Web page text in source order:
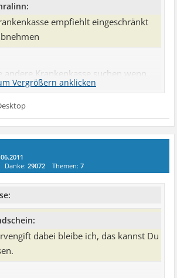
empfiehlt eingeschränkt
Krankenkasse suchen wenn
auch nur eigeschränkt empfehlen
80 er vielleicht noch angesagt,aber
von aus der Mode.
Ernährung + etwas
Süßstoff.
250 Süßstofftabletten am Tag
früher zu sterben,aber warum sollte
nehmen?
hat ca 170 kcal...deswegen wird man
Danke:29072 Themen:7
dabei bleibe ich, das kannst Du